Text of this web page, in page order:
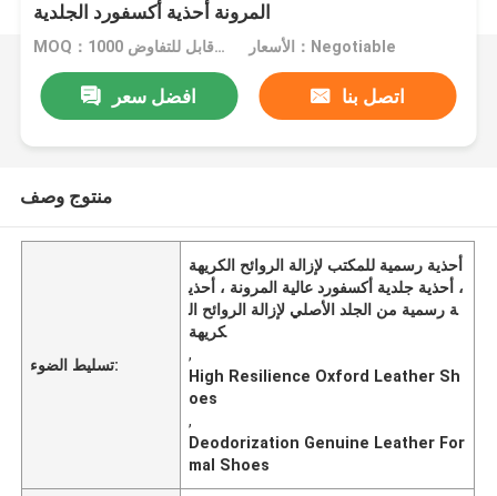
المرونة أحذية أكسفورد الجلدية
MOQ：1000 قطعة قابل للتفاوض الأسعار：Negotiable
افضل سعر اتصل بنا
منتوج وصف
تسليط الضوء:
أحذية رسمية للمكتب لإزالة الروائح الكريهة
، أحذية جلدية أكسفورد عالية المرونة ، أحذي
ة رسمية من الجلد الأصلي لإزالة الروائح ال
كريهة
,
High Resilience Oxford Leather Sh
oes
,
Deodorization Genuine Leather For
mal Shoes